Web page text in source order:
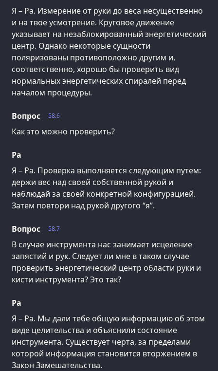
Я – Ра. Измерение от руки до веса несущественно
и на твое усмотрение. Круговое движение
указывает на незаблокированный энергетический
центр. Однако некоторые сущности
поляризованы противоположно другим и,
соответственно, хорошо бы проверить вид
нормальных энергетических спиралей перед
началом процедуры.
58.6
Вопрос
Как это можно проверить?
Ра
Я – Ра. Проверка выполняется следующим путем:
держи вес над своей собственной рукой и
наблюдай за своей конкретной конфигурацией.
Затем повтори над рукой другого “я”.
58.7
Вопрос
В случае инструмента нас занимает исцеление
запястий и рук. Следует ли мне в таком случае
проверить энергетический центр области руки и
кисти инструмента? Это так?
Ра
Я – Ра. Мы дали тебе общую информацию об этом
виде целительства и объяснили состояние
инструмента. Существует черта, за пределами
которой информация становится вторжением в
Закон Замешательства.